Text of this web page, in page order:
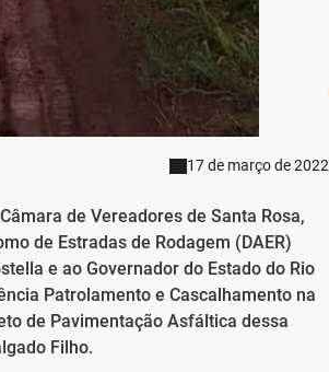
17 de março de 2022
de Vereadores de Santa Rosa,
de Estradas de Rodagem (DAER)
e ao Governador do Estado do Rio
Patrolamento e Cascalhamento na
de Pavimentação Asfáltica dessa
Filho.